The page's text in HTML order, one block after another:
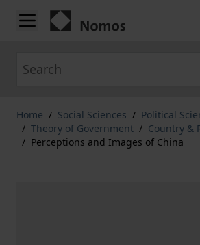
Skip to Content
Home / Social Sciences / Political
/ Theory of Government / Country &
/ Perceptions and Images of China